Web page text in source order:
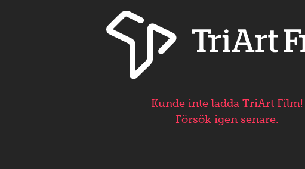
Kunde inte ladda TriArt Film!
Försök igen senare.